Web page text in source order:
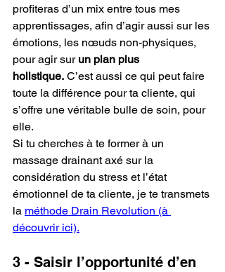
profiteras d’un mix entre tous mes
apprentissages, afin d’agir aussi sur les
émotions, les nœuds non-physiques,
pour agir sur un plan plus
holistique. C’est aussi ce qui peut faire
toute la différence pour ta cliente, qui
s’offre une véritable bulle de soin, pour
elle.
Si tu cherches à te former à un
massage drainant axé sur la
considération du stress et l’état
émotionnel de ta cliente, je te transmets
la méthode Drain Revolution (à
découvrir ici).
3 - Saisir l’opportunité d’en